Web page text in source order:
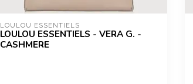
LOULOU ESSENTIELS
LOULOU ESSENTIELS - VERA G. -
CASHMERE